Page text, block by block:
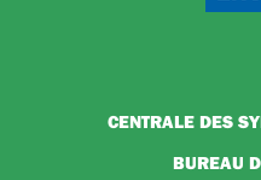
CENTRALE DES
BUREAU